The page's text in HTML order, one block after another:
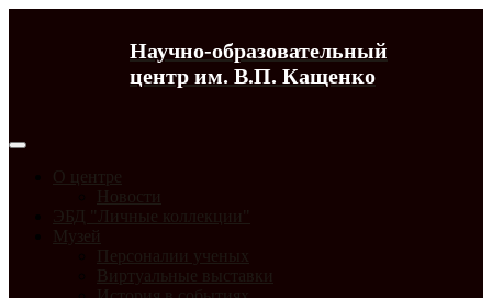
Научно-образовательный
центр им. В.П. Кащенко
О центре
Новости
ЭБД "Личные коллекции"
Музей
Персоналии ученых
Виртуальные выставки